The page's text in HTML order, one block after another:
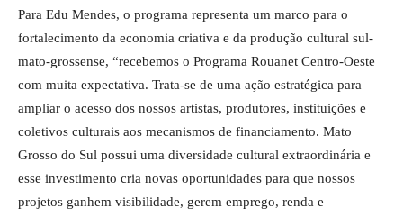
Para Edu Mendes, o programa representa um marco para o
fortalecimento da economia criativa e da produção cultural sul-
mato-grossense, “recebemos o Programa Rouanet Centro-Oeste
com muita expectativa. Trata-se de uma ação estratégica para
ampliar o acesso dos nossos artistas, produtores, instituições e
coletivos culturais aos mecanismos de financiamento. Mato
Grosso do Sul possui uma diversidade cultural extraordinária e
esse investimento cria novas oportunidades para que nossos
projetos ganhem visibilidade, gerem emprego, renda e